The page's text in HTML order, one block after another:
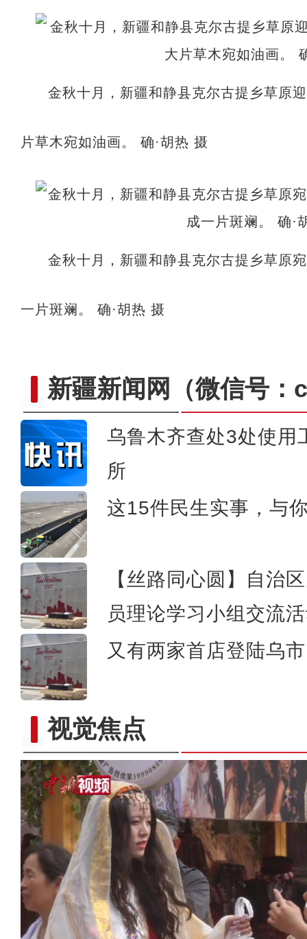
金秋十月，新疆和静县克尔古提乡草原
片草木宛如油画。 确·胡热 摄
金秋十月，新疆和静县克尔古提乡草原
一片斑斓。 确·胡热 摄
新疆新闻网 （微信号
乌鲁木齐查处3处使用
所
这15件民生实事，与
【丝路同心圆】自治
员理论学习小组交流
又有两家首店登陆乌
视觉焦点实拍晨雾中的新疆昭苏